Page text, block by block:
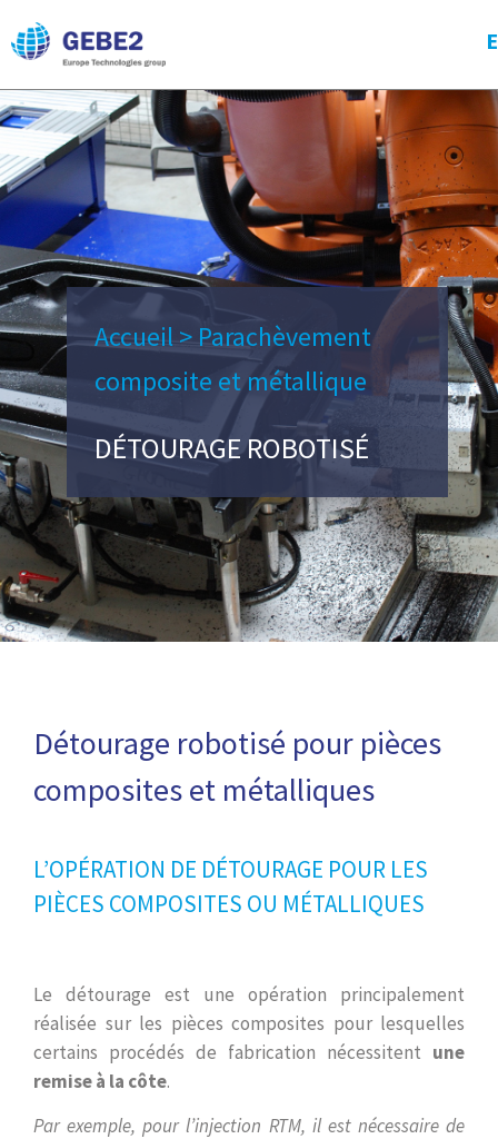
Accueil> Parachèvement
composite et métallique
DÉTOURAGE ROBOTISÉ
Détourage robotisé pour pièces
composites et métalliques
L’OPÉRATION DE DÉTOURAGE POUR LES
PIÈCES COMPOSITES OU MÉTALLIQUES
Le détourage est une opération principalement
réalisée sur les pièces composites pour lesquelles
certains procédés de fabrication nécessitent une
remise à la côte.
Par exemple, pour l’injection RTM, il est nécessaire de